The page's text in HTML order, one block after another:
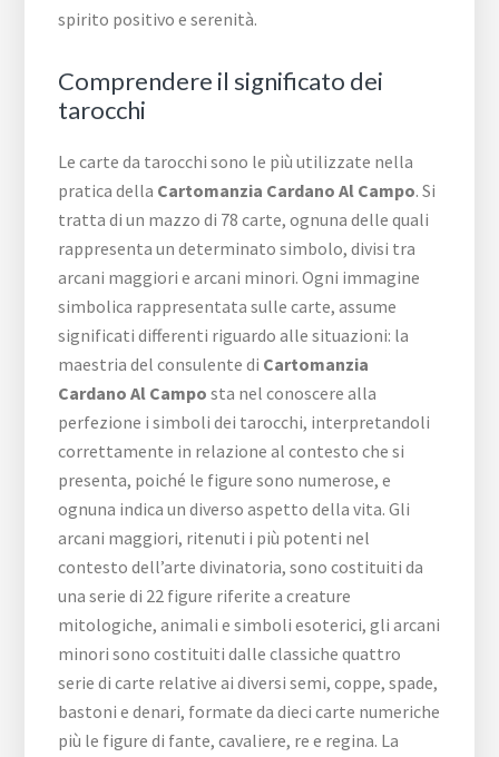
spirito positivo e serenità.
Comprendere il significato dei
tarocchi
Le carte da tarocchi sono le più utilizzate nella
pratica della Cartomanzia Cardano Al Campo. Si
tratta di un mazzo di 78 carte, ognuna delle quali
rappresenta un determinato simbolo, divisi tra
arcani maggiori e arcani minori. Ogni immagine
simbolica rappresentata sulle carte, assume
significati differenti riguardo alle situazioni: la
maestria del consulente di Cartomanzia
Cardano Al Campo sta nel conoscere alla
perfezione i simboli dei tarocchi, interpretandoli
correttamente in relazione al contesto che si
presenta, poiché le figure sono numerose, e
ognuna indica un diverso aspetto della vita. Gli
arcani maggiori, ritenuti i più potenti nel
contesto dell’arte divinatoria, sono costituiti da
una serie di 22 figure riferite a creature
mitologiche, animali e simboli esoterici, gli arcani
minori sono costituiti dalle classiche quattro
serie di carte relative ai diversi semi, coppe, spade,
bastoni e denari, formate da dieci carte numeriche
più le figure di fante, cavaliere, re e regina. La